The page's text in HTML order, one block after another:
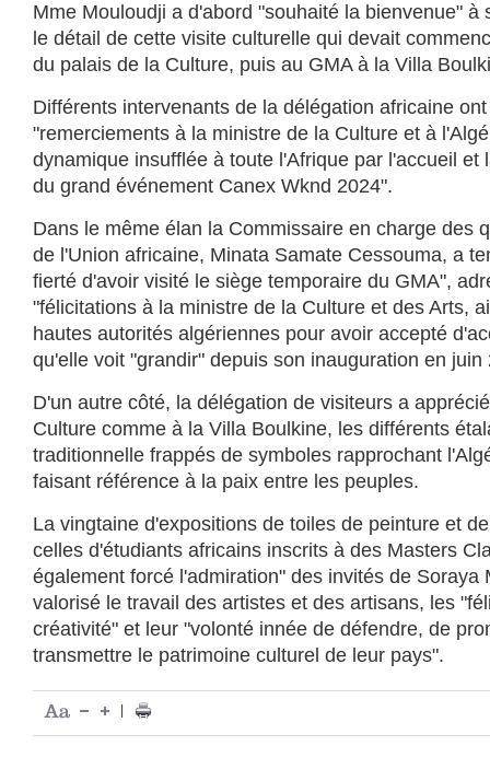
Mme Mouloudji a d'abord "souhaité la bienvenue" à
le détail de cette visite culturelle qui devait
du palais de la Culture, puis au GMA à la Villa
Différents intervenants de la délégation africaine
"remerciements à la ministre de la Culture et à
dynamique insufflée à toute l'Afrique par l'accueil et
du grand événement Canex Wknd 2024".
Dans le même élan la Commissaire en charge des
de l'Union africaine, Minata Samate Cessouma, a
fierté d'avoir visité le siège temporaire du GMA",
"félicitations à la ministre de la Culture et des Arts,
hautes autorités algériennes pour avoir accepté
qu'elle voit "grandir" depuis son inauguration en juin
D'un autre côté, la délégation de visiteurs a
Culture comme à la Villa Boulkine, les différents
traditionnelle frappés de symboles rapprochant
faisant référence à la paix entre les peuples.
La vingtaine d'expositions de toiles de peinture et
celles d'étudiants africains inscrits à des Masters
également forcé l'admiration" des invités de Soraya
valorisé le travail des artistes et des artisans, les
créativité" et leur "volonté innée de défendre, de
transmettre le patrimoine culturel de leur pays".